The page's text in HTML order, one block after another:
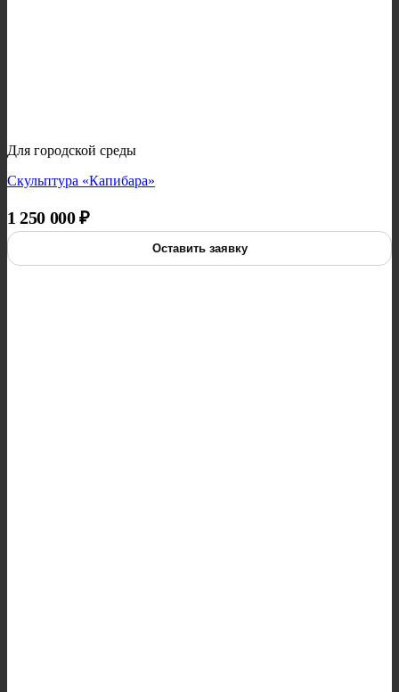
Для городской среды
Скульптура «Капибара»
1 250 000₽
Оставить заявку